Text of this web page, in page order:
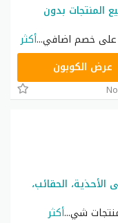
على خصم 25% جميع المنتجات بدون
على خصم اضافي...أكثر
عرض الكوبون
ان 2026 لخصم 25% على الأحذية، الحقائب،
...أكثر